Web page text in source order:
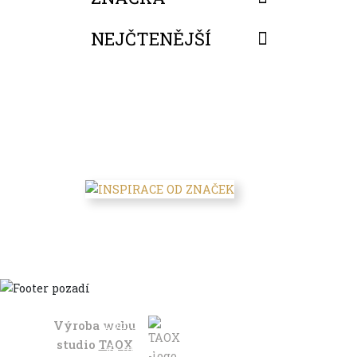
NEJČTENĚJŠÍ
Výroba webu
studio TAOX
Domů
Ve městě